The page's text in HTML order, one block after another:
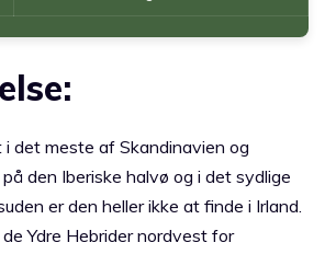
det meste af Skandinavien og
den Iberiske halvø og i det sydlige
er den heller ikke at finde i Irland.
Ydre Hebrider nordvest for